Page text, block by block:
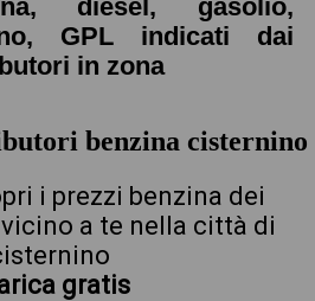
diesel, gasolio,
GPL indicati dai
in zona
benzina cisternino
i prezzi benzina dei
a te nella città di
gratis